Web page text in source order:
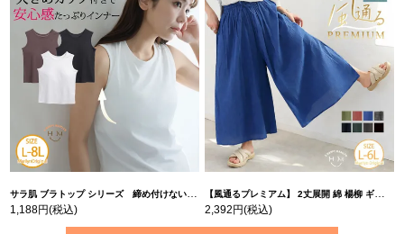
サラ肌 ブラトップ シリーズ 締め付けない リブ タンクトップ | 大きいサイズの通販ならハッピーマリリン
1,188円(税込)
【風通るプレミアム】 2丈展開 綿 楊柳 ギャザー フレア スカンツ 【ウェストゴム】 | 大きいサイズの通販ならハッピーマリリン
2,392円(税込)